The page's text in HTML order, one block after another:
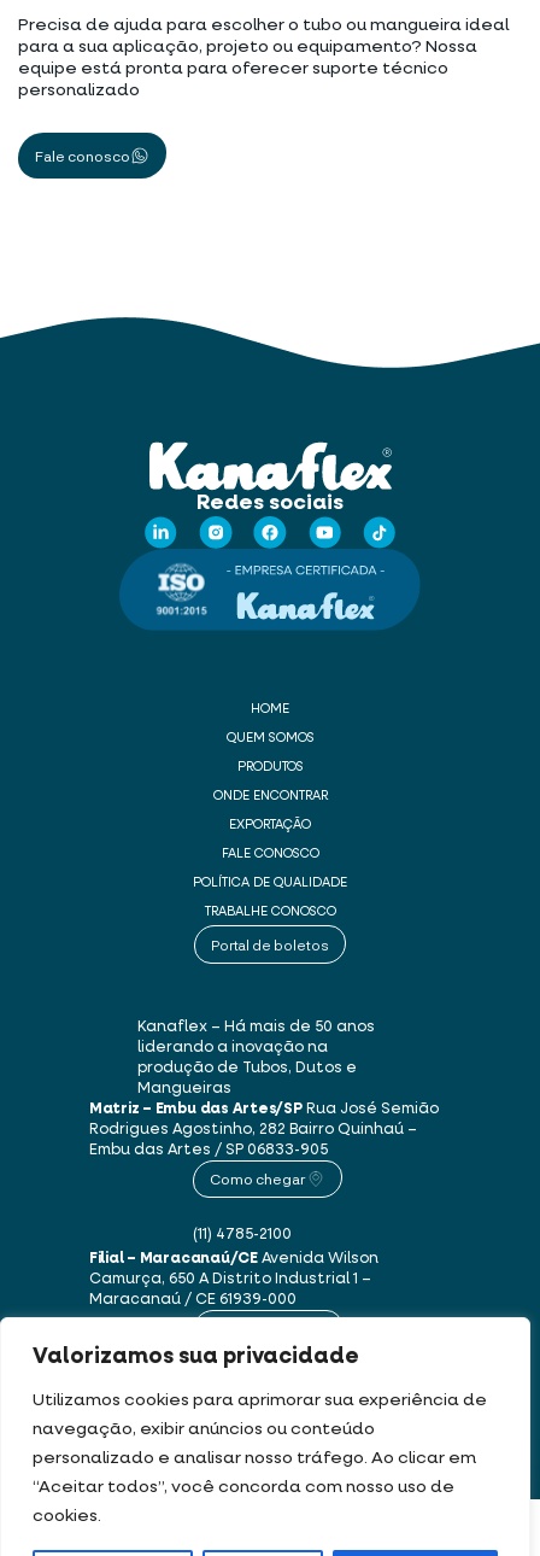
Valorizamos sua privacidade
Utilizamos cookies para aprimorar sua experiência de
navegação, exibir anúncios ou conteúdo
personalizado e analisar nosso tráfego. Ao clicar em
“Aceitar todos”, você concorda com nosso uso de
cookies.
Precisa de ajuda para escolher o tubo ou mangueira ideal
para a sua aplicação, projeto ou equipamento? Nossa
equipe está pronta para oferecer suporte técnico
personalizado
Fale conosco
Redes sociais
HOME
QUEM SOMOS
PRODUTOS
ONDE ENCONTRAR
EXPORTAÇÃO
FALE CONOSCO
POLÍTICA DE QUALIDADE
TRABALHE CONOSCO
Portal de boletos
Kanaflex – Há mais de 50 anos
liderando a inovação na
produção de Tubos, Dutos e
Mangueiras
Matriz – Embu das Artes/SPRua José Semião
Rodrigues Agostinho, 282 Bairro Quinhaú –
Embu das Artes / SP06833-905
Como chegar
(11) 4785-2100
Filial – Maracanaú/CEAvenida Wilson
Camurça, 650 ADistrito Industrial 1 –
Maracanaú / CE61939-000
Este site usa cookies e dados pessoais de acordo com os nossos Termos de Uso e